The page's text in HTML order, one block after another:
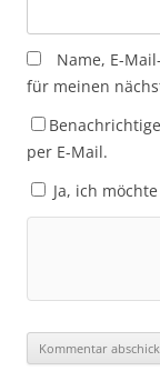
Name, E-
für meinen
per E-Mail.
Ja, ich